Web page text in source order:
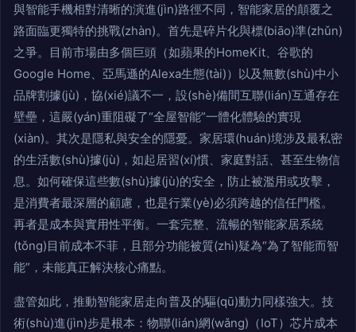
與智能手機相對清晰的演進(jìn)路徑不同，智能家居的顛覆之
路面臨更獨特的挑戰(zhàn)。首先是碎片化與標(biāo)準(zhǔn)
之爭。目前市場由多個巨頭（如蘋果的HomeKit、谷歌的
Google Home、亞馬遜的Alexa生態(tài)）以及無數(shù)中小
品牌割據(jù)，協(xié)議不一，設(shè)備間互聯(lián)互通存在
壁壘，這嚴(yán)重阻礙了“全屋智能”一體化體驗的實現
(xiàn)。其次是隱私與安全的隱憂。家居環(huán)境涉及最私密
的生活數(shù)據(jù)，如起居習(xí)慣、家庭對話、甚至生物信
息。如何確保這些數(shù)據(jù)的安全，防止被濫用或攻擊，
是消費者最深層的顧慮，也是行業(yè)必須跨越的信任門檻。
再者是成本與實用性平衡。一套完整、流暢的智能家居系統
(tǒng)目前成本不菲，且部分功能被質(zhì)疑為“為了智能而智
能”，未能真正解決核心痛點。
盡管如此，推動智能家居走向普及的驅(qū)動力同樣強大。技
術(shù)進(jìn)步是根本：物聯(lián)網(wǎng)（IoT）芯片成本